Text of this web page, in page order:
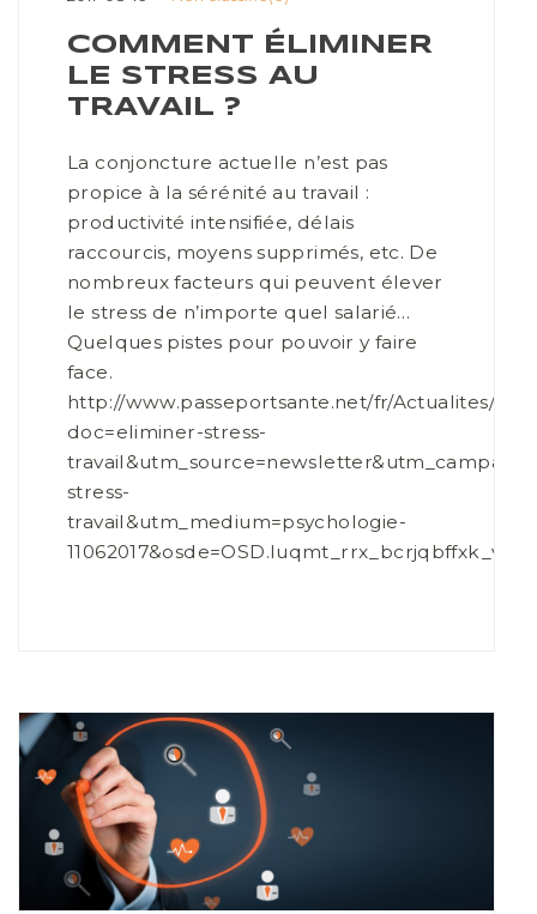
COMMENT ÉLIMINER
LE STRESS AU
TRAVAIL ?
La conjoncture actuelle n’est pas
propice à la sérénité au travail :
productivité intensifiée, délais
raccourcis, moyens supprimés, etc. De
nombreux facteurs qui peuvent élever
le stress de n’importe quel salarié…
Quelques pistes pour pouvoir y faire
face.
http://www.passeportsante.net/fr/Actualites/
doc=eliminer-stress-
stress-
travail&utm_medium=psychologie-